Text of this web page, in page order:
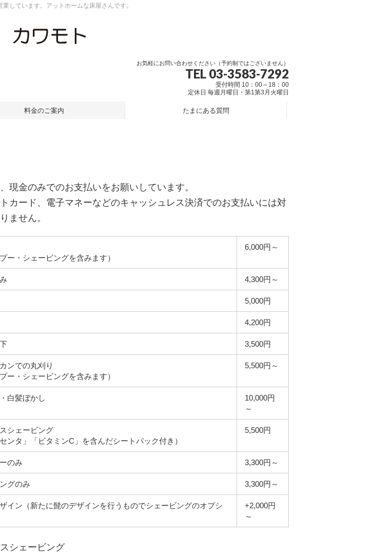
しています。アットホームな床屋さんです。
お気軽にお問い合わせください（予約制ではございません）
TEL 03-3583-7292
受付時間 10：00～18：00
定休日 毎週月曜日・第1第3月火曜日
料金のご案内 たまにある質問
現金のみでのお支払いをお願いしています。
カード、電子マネーなどのキャッシュレス決済でのお支払いには対
ません。
プー・シェービングを含みます）
6,000円～
4,300円～
5,000円
4,200円
3,500円
ンでの丸刈り
プー・シェービングを含みます）
5,500円～
白髪ぼかし
10,000円
～
シェービング
センタ」「ビタミンC」を含んだシートパック付き）
5,500円
のみ 3,300円～
グのみ 3,300円～
イン（新たに髭のデザインを行うものでシェービングのオプシ
+2,000円
～
シェービング